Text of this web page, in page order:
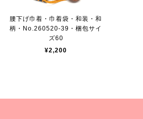
腰下げ巾着・巾着袋・和装・和
柄・No.260520-39・梱包サイ
ズ60
¥2,200